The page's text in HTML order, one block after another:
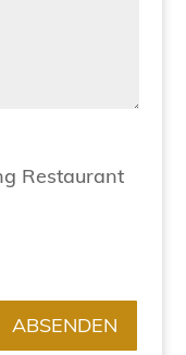
Restaurant
ABSENDEN